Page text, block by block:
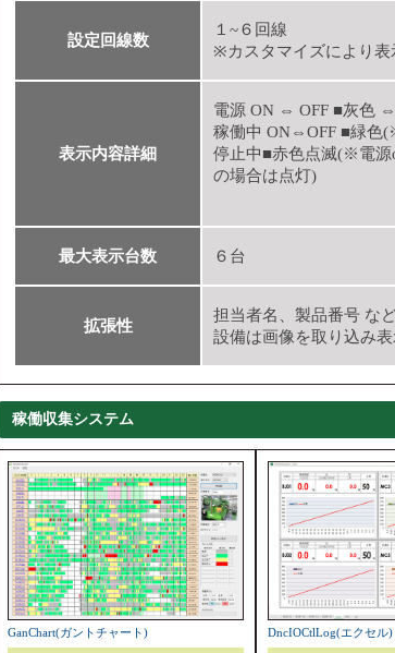
設定回線数
１~６回線
※カスタマイズにより
表示内容詳細
電源 ON ⇔ OFF ■灰色
稼働中 ON⇔OFF ■緑色
停止中■赤色点滅(※電源
の場合は点灯)
最大表示台数 ６台
拡張性
担当者名、製品番号 な
設備は画像を取り込み
稼働収集システム
GanChart(ガントチャート) DncIOCtlLog(エクセル)